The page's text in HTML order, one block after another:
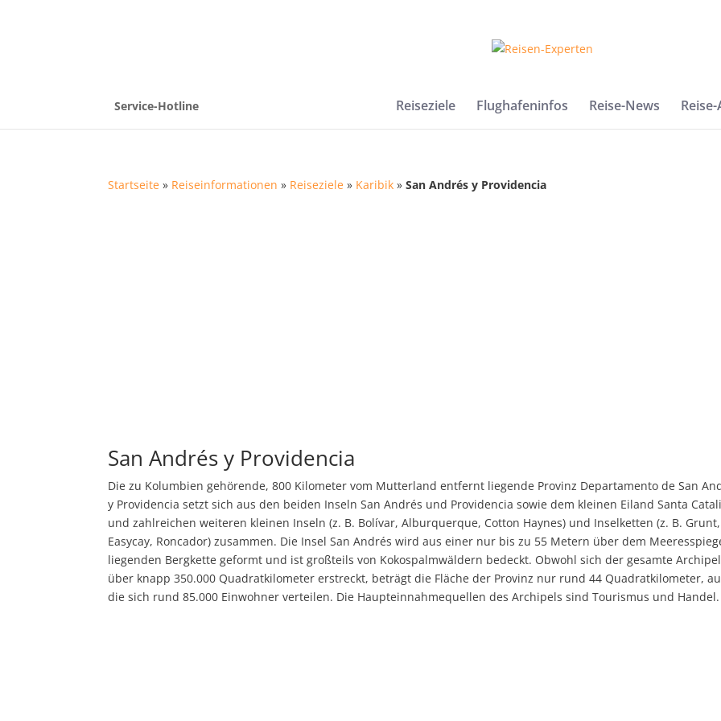
Service-Hotline Reiseziele Flughafeninfos Reise-News
Startseite » Reiseinformationen » Reiseziele » Karibik »San Andrés y Providencia
San Andrés y Providencia
Die zu Kolumbien gehörende, 800 Kilometer vom Mutterland entfernt liegende Provinz Departamento de San
y Providencia setzt sich aus den beiden Inseln San Andrés und Providencia sowie dem kleinen Eiland Santa
und zahlreichen weiteren kleinen Inseln (z. B. Bolívar, Alburquerque, Cotton Haynes) und Inselketten (z. B. Grunt,
Easycay, Roncador) zusammen. Die Insel San Andrés wird aus einer nur bis zu 55 Metern über dem
liegenden Bergkette geformt und ist großteils von Kokospalmwäldern bedeckt. Obwohl sich der gesamte Archipel
über knapp 350.000 Quadratkilometer erstreckt, beträgt die Fläche der Provinz nur rund 44 Quadratkilometer,
die sich rund 85.000 Einwohner verteilen. Die Haupteinnahmequellen des Archipels sind Tourismus und Handel.